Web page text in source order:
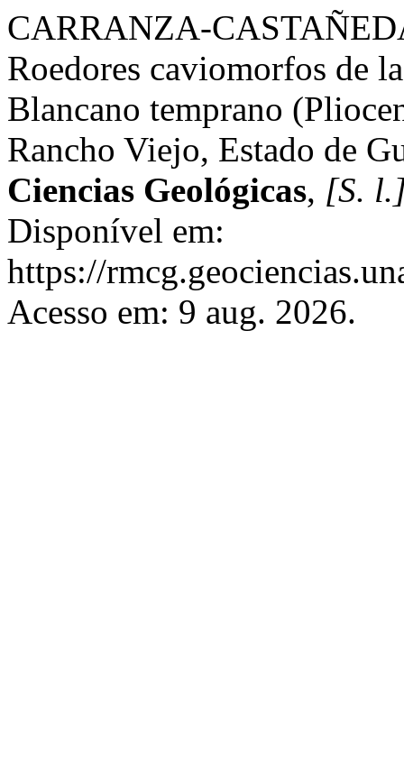
CARRANZA-
Roedores caviomorfos de
Blancano temprano
Rancho Viejo, Estado de
Ciencias Geológicas, [S.
Disponível em:
https://
Acesso em: 9 aug. 2026.